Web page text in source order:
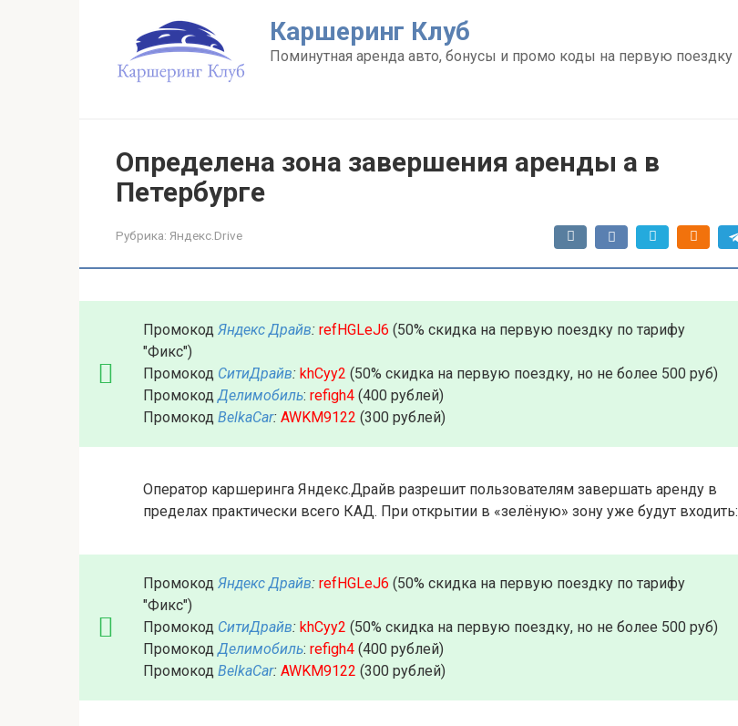
Каршеринг Клуб
Поминутная аренда авто, бонусы и промо коды на первую поездку
Определена зона завершения аренды а в
Петербурге
Рубрика: Яндекс.Drive
Промокод Яндекс Драйв: refHGLeJ6 (50% скидка на первую поездку по тарифу
"Фикс")
Промокод СитиДрайв: khCyy2 (50% скидка на первую поездку, но не более 500 руб)
ПромокодДелимобиль: refigh4 (400 рублей)
Промокод BelkaCar: AWKM9122 (300 рублей)
Оператор каршеринга Яндекс.Драйв разрешит пользователям завершать аренду в
пределах практически всего КАД. При открытии в «зелёную» зону уже будут входить:
Промокод Яндекс Драйв: refHGLeJ6 (50% скидка на первую поездку по тарифу
"Фикс")
Промокод СитиДрайв: khCyy2 (50% скидка на первую поездку, но не более 500 руб)
ПромокодДелимобиль: refigh4 (400 рублей)
Промокод BelkaCar: AWKM9122 (300 рублей)